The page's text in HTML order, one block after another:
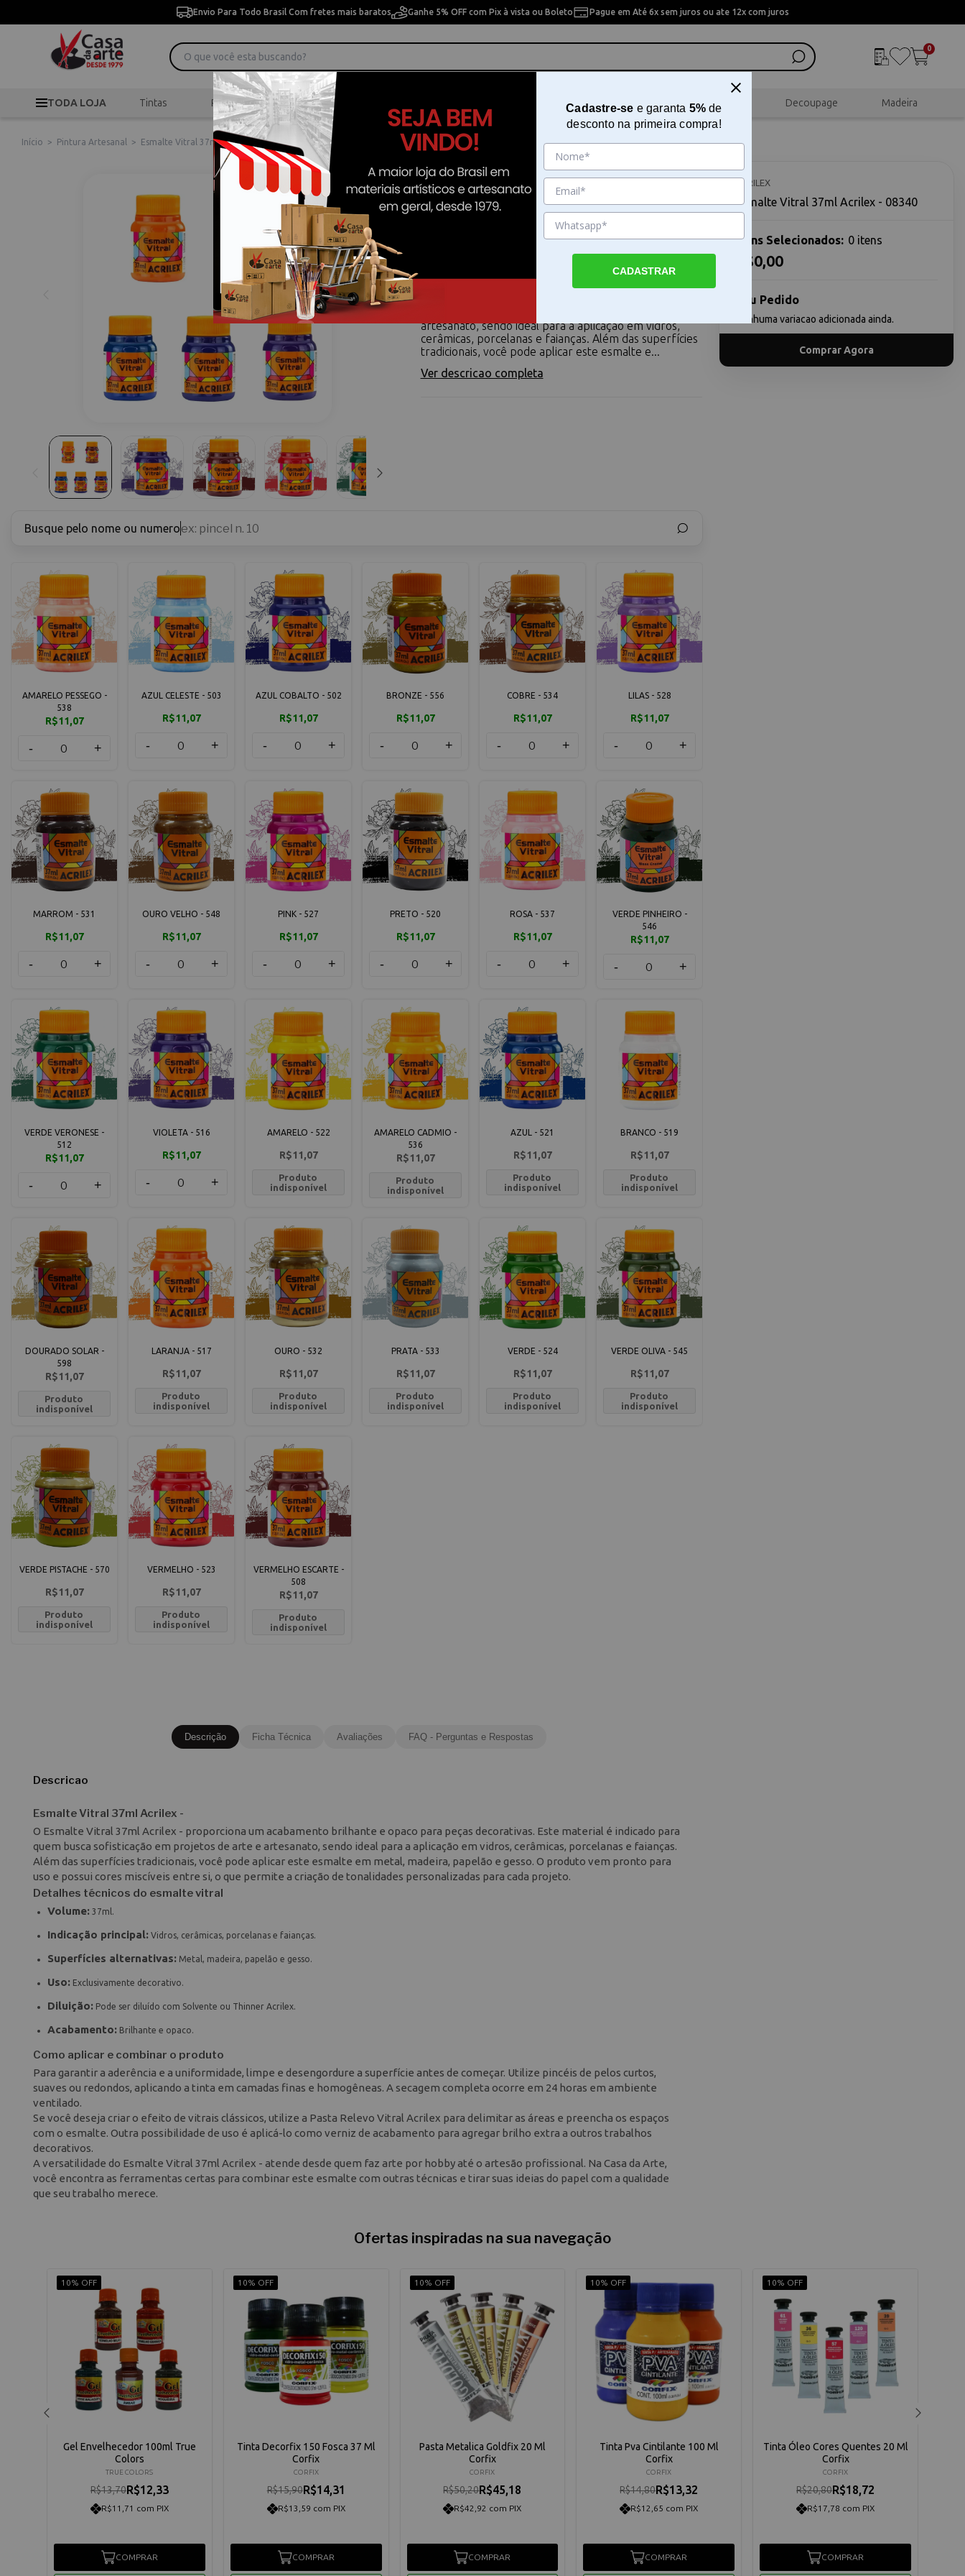
Envio Para Todo Brasil Com fretes mais baratos Ganhe 5% OFF com Pix à vista ou Boleto Pague em Até 6x sem juros ou ate 12x com juros
0
TODA LOJA Tintas Pincéis Desenho Pintura Artesanal Scrapbook Decoupage Madeira
Início > Pintura Artesanal > Esmalte Vitral 37ml Acrilex - 08340
Esmalte Vitral 37ml Acrilex - 08340
Esmalte Vitral 37ml Acrilex - O Esmalte Vitral 37ml
Acrilex - proporciona um acabamento brilhante e
artesanato, sendo ideal para a aplicação em vidros,
cerâmicas, porcelanas e faianças. Além das superfícies
tradicionais, você pode aplicar este esmalte e...
Ver descricao completa
ACRILEX
Esmalte Vitral 37ml Acrilex - 08340
Itens Selecionados: 0 itens
R$0,00
Seu Pedido
Nenhuma variacao adicionada ainda.
Comprar Agora
Busque pelo nome ou numero
AMARELO PESSEGO -
538
R$11,07
- +
AZUL CELESTE - 503
R$11,07
- +
AZUL COBALTO - 502
R$11,07
- +
BRONZE - 556
R$11,07
- +
COBRE - 534
R$11,07
- +
LILAS - 528
R$11,07
- +
MARROM - 531
R$11,07
- +
OURO VELHO - 548
R$11,07
- +
PINK - 527
R$11,07
- +
PRETO - 520
R$11,07
- +
ROSA - 537
R$11,07
- +
VERDE PINHEIRO -
546
R$11,07
- +
VERDE VERONESE -
512
R$11,07
- +
VIOLETA - 516
R$11,07
- +
AMARELO - 522
R$11,07
Produto
indisponível
AMARELO CADMIO -
536
R$11,07
Produto
indisponível
AZUL - 521
R$11,07
Produto
indisponível
BRANCO - 519
R$11,07
Produto
indisponível
DOURADO SOLAR -
598
R$11,07
Produto
indisponível
LARANJA - 517
R$11,07
Produto
indisponível
OURO - 532
R$11,07
Produto
indisponível
PRATA - 533
R$11,07
Produto
indisponível
VERDE - 524
R$11,07
Produto
indisponível
VERDE OLIVA - 545
R$11,07
Produto
indisponível
VERDE PISTACHE - 570
R$11,07
Produto
indisponível
VERMELHO - 523
R$11,07
Produto
indisponível
VERMELHO ESCARTE -
508
R$11,07
Produto
indisponível
Descrição Ficha Técnica Avaliações FAQ - Perguntas e Respostas
Descricao
Esmalte Vitral 37ml Acrilex -
O Esmalte Vitral 37ml Acrilex - proporciona um acabamento brilhante e opaco para peças decorativas. Este material é indicado para
quem busca sofisticação em projetos de arte e artesanato, sendo ideal para a aplicação em vidros, cerâmicas, porcelanas e faianças.
Além das superfícies tradicionais, você pode aplicar este esmalte em metal, madeira, papelão e gesso. O produto vem pronto para
uso e possui cores miscíveis entre si, o que permite a criação de tonalidades personalizadas para cada projeto.
Detalhes técnicos do esmalte vitral
Volume: 37ml.
Indicação principal: Vidros, cerâmicas, porcelanas e faianças.
Superfícies alternativas: Metal, madeira, papelão e gesso.
Uso: Exclusivamente decorativo.
Diluição: Pode ser diluído com Solvente ou Thinner Acrilex.
Acabamento: Brilhante e opaco.
Como aplicar e combinar o produto
Para garantir a aderência e a uniformidade, limpe e desengordure a superfície antes de começar. Utilize pincéis de pelos curtos,
suaves ou redondos, aplicando a tinta em camadas finas e homogêneas. A secagem completa ocorre em 24 horas em ambiente
ventilado.
Se você deseja criar o efeito de vitrais clássicos, utilize a Pasta Relevo Vitral Acrilex para delimitar as áreas e preencha os espaços
com o esmalte. Outra possibilidade de uso é aplicá-lo como verniz de acabamento para agregar brilho extra a outros trabalhos
decorativos.
A versatilidade do Esmalte Vitral 37ml Acrilex - atende desde quem faz arte por hobby até o artesão profissional. Na Casa da Arte,
você encontra as ferramentas certas para combinar este esmalte com outras técnicas e tirar suas ideias do papel com a qualidade
que seu trabalho merece.
Ofertas inspiradas na sua navegação
10% OFF
Gel Envelhecedor 100ml True
Colors
TRUE COLORS
R$13,70R$12,33
R$11,71 com PIX
COMPRAR
10% OFF
Tinta Decorfix 150 Fosca 37 Ml
Corfix
CORFIX
R$15,90R$14,31
R$13,59 com PIX
COMPRAR
10% OFF
Pasta Metalica Goldfix 20 Ml
Corfix
CORFIX
R$50,20R$45,18
R$42,92 com PIX
COMPRAR
10% OFF
Tinta Pva Cintilante 100 Ml
Corfix
CORFIX
R$14,80R$13,32
R$12,65 com PIX
COMPRAR
10% OFF
Tinta Óleo Cores Quentes 20 Ml
Corfix
CORFIX
R$20,80R$18,72
R$17,78 com PIX
COMPRAR
Cadastre-se e garanta 5%de
desconto na primeira compra!
CADASTRAR